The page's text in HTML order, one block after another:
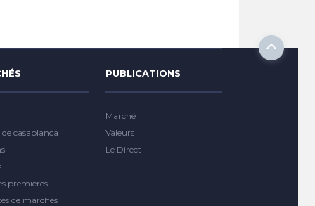
de casablanca
premières
de marchés
PUBLICATIONS
Marché
Valeurs
Le Direct